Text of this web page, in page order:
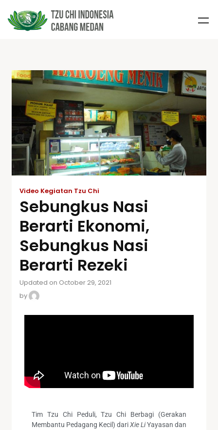
Video Kegiatan Tzu Chi
Sebungkus Nasi
Berarti Ekonomi,
Sebungkus Nasi
Berarti Rezeki
Updated on October 29, 2021
by
Tim Tzu Chi Peduli, Tzu Chi Berbagi (Gerakan
Membantu Pedagang Kecil) dariXie LiYayasan dan